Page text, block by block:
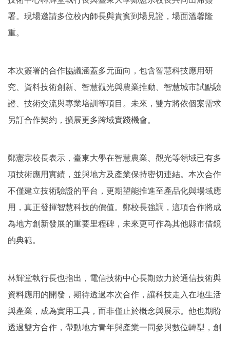
署。現場邀請多位校內師長與貴賓到場見證，場面溫馨隆
重。
本次簽署的合作協議涵蓋多元面向，包含智慧科技應用研
究、資料技術創新、智慧觀光與農業推動、智慧城市試點驗
證、技術交流與專業培訓等項目。未來，雙方將依個案需求
另訂合作契約，擴展更多跨域實踐機會。
鄭憲宗校長表示，臺東大學在智慧農業、觀光等領域已有多
項技術應用實績，並與地方及產業保持密切連結。本次合作
不僅建立技術驗證的平台，更期望能推進至產品化與場域應
用，真正發揮智慧科技的價值。鄭校長強調，這項合作將成
為地方創新發展的重要里程碑，未來更可作為其他縣市借鏡
的典範。
林輝堂執行長也指出，電信技術中心長期致力於通信技術與
資料應用的開發，期待透過本次合作，讓科技走入在地生活
與產業，成為實用工具，而非僅止於概念與展示。他也期盼
透過雙方合作，帶動地方青年與產業一同參與數位轉型，創